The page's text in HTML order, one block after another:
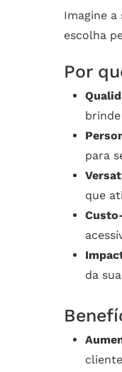
Imagine
escolha
Por
para
que
da